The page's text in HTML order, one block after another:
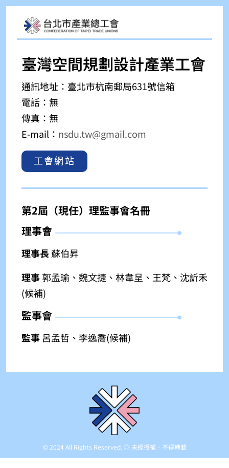
臺灣空間規劃設計產業工會
通訊地址： 臺北市杭南郵局631號信箱
電話：無
傳真：無
E-mail： nsdu.tw@gmail.com
工會網站
第2屆（現任）理監事會名冊
理事會
理事長蘇伯昇
理事郭孟瑜、魏文捷、林韋呈、王梵、沈訢禾
(候補)
監事會
監事 呂孟哲、李逸喬(候補)
© 2024 All Rights Reserved. ◎ 未經授權．不得轉載